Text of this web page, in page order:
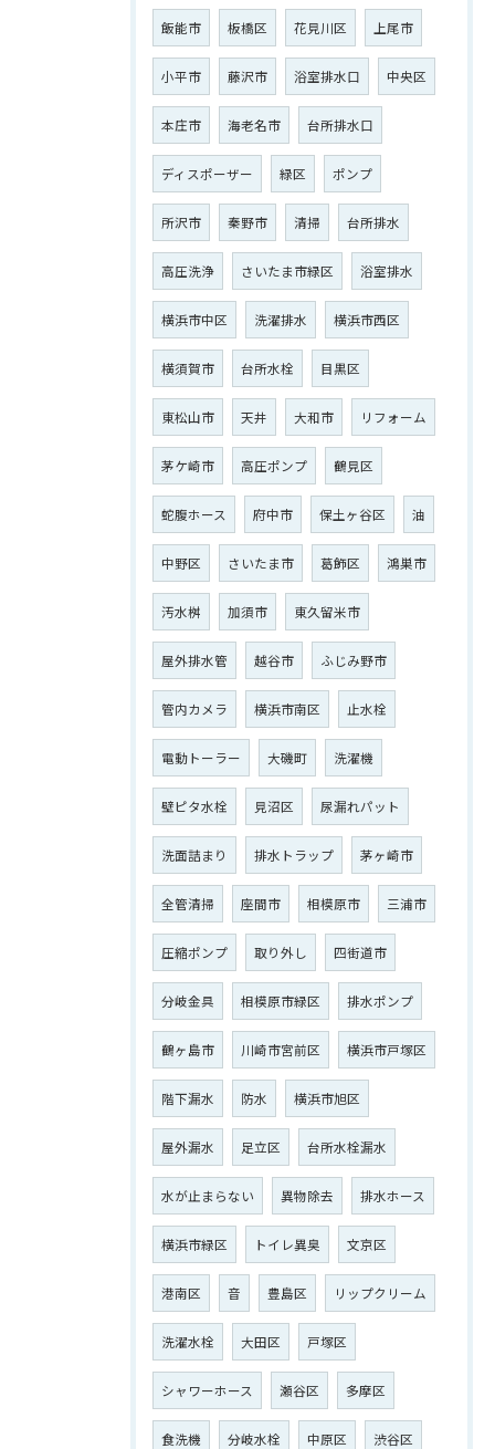
飯能市 板橋区 花見川区 上尾市
小平市 藤沢市 浴室排水口 中央区
本庄市 海老名市 台所排水口
ディスポーザー 緑区 ポンプ
所沢市 秦野市 清掃 台所排水
高圧洗浄 さいたま市緑区 浴室排水
横浜市中区 洗濯排水 横浜市西区
横須賀市 台所水栓 目黒区
東松山市 天井 大和市 リフォーム
茅ケ崎市 高圧ポンプ 鶴見区
蛇腹ホース 府中市 保土ヶ谷区 油
中野区 さいたま市 葛飾区 鴻巣市
汚水桝 加須市 東久留米市
屋外排水管 越谷市 ふじみ野市
管内カメラ 横浜市南区 止水栓
電動トーラー 大磯町 洗濯機
壁ピタ水栓 見沼区 尿漏れパット
洗面詰まり 排水トラップ 茅ヶ崎市
全管清掃 座間市 相模原市 三浦市
圧縮ポンプ 取り外し 四街道市
分岐金具 相模原市緑区 排水ポンプ
鶴ヶ島市 川崎市宮前区 横浜市戸塚区
階下漏水 防水 横浜市旭区
屋外漏水 足立区 台所水栓漏水
水が止まらない 異物除去 排水ホース
横浜市緑区 トイレ異臭 文京区
港南区 音 豊島区 リップクリーム
洗濯水栓 大田区 戸塚区
シャワーホース 瀬谷区 多摩区
食洗機 分岐水栓 中原区 渋谷区
ご相談はこちら